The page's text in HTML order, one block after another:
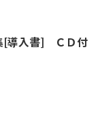
[導入書] ＣＤ付